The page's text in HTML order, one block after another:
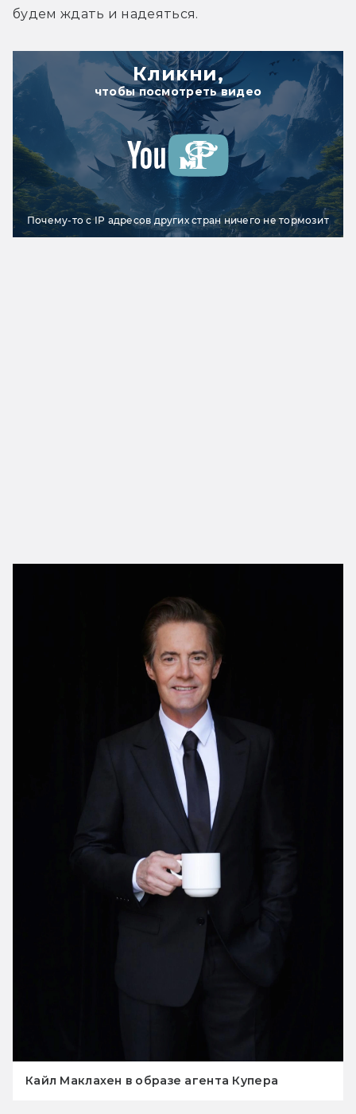
будем ждать и надеяться.
Кликни,
чтобы посмотреть видео
Почему-то с IP адресов других стран ничего не тормозит
Кайл Маклахен в образе агента Купера